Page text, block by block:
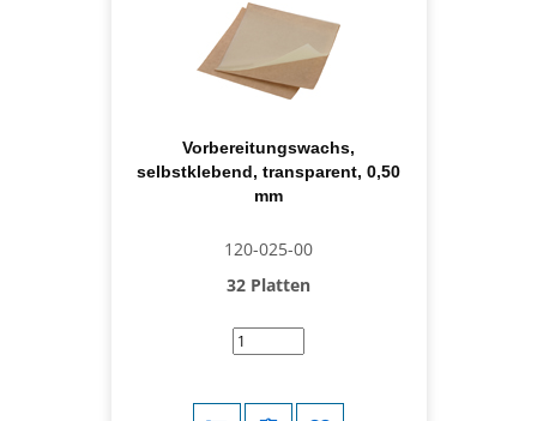
Vorbereitungswachs,
selbstklebend, transparent, 0,50
mm
120-025-00
32 Platten